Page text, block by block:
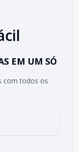
EM UM SÓ
com todos os